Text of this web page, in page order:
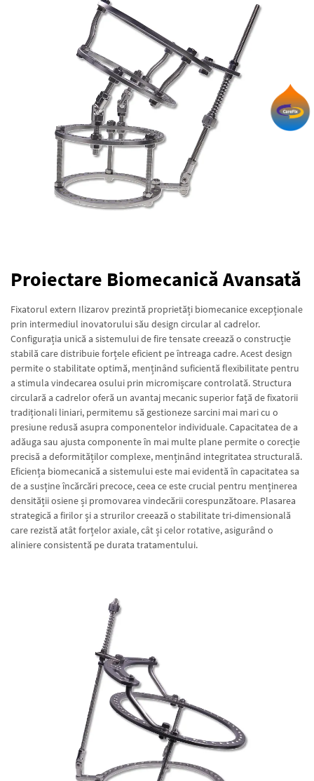
Proiectare Biomecanică Avansată
Fixatorul extern Ilizarov prezintă proprietăți biomecanice excepționale
prin intermediul inovatorului său design circular al cadrelor.
Configurația unică a sistemului de fire tensate creează o construcție
stabilă care distribuie forțele eficient pe întreaga cadre. Acest design
permite o stabilitate optimă, menținând suficientă flexibilitate pentru
a stimula vindecarea osului prin micromișcare controlată. Structura
circulară a cadrelor oferă un avantaj mecanic superior față de fixatorii
tradiționali liniari, permitemu să gestioneze sarcini mai mari cu o
presiune redusă asupra componentelor individuale. Capacitatea de a
adăuga sau ajusta componente în mai multe plane permite o corecție
precisă a deformităților complexe, menținând integritatea structurală.
Eficiența biomecanică a sistemului este mai evidentă în capacitatea sa
de a susține încărcări precoce, ceea ce este crucial pentru menținerea
densității osiene și promovarea vindecării corespunzătoare. Plasarea
strategică a firilor și a strurilor creează o stabilitate tri-dimensională
care rezistă atât forțelor axiale, cât și celor rotative, asigurând o
aliniere consistentă pe durata tratamentului.